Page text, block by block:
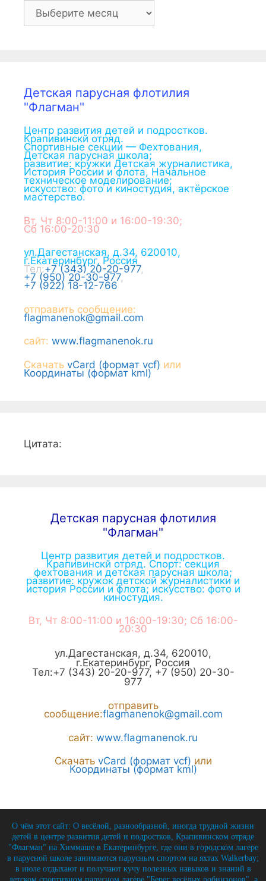
Архив
Детская парусная флотилия
"Флагман"
Центр развития детей и подростков.
Крапивинскй отряд.
Спортивные секции — Фехтования,
Детская парусная школа;
развитие: кружки Детская журналистика,
История России и флота, Начальное
техническое моделирование;
искусство: фото и киностудия, актёрское
мастерство.
Вт, Чт 8:00-11:00 и 16:00-19:30;
Сб 16:00-20:30
ул.Дагестанская, д.34, 620010,
г.Екатеринбург, Россия
Тел:+7 (343) 20-20-977,
+7 (950) 20-30-977,
+7 (922) 18-12-766
отправить сообщение:
flagmanenok@gmail.com
сайт: www.flagmanenok.ru
Скачать vCard (формат vcf) или
Координаты (формат kml)
Цитата:
Детская парусная флотилия
"Флагман"
Центр развития детей и подростков.
Крапивинскй отряд. Спорт: секция
фехтования и детская парусная школа;
развитие: кружок детской журналистики и
история России и флота; искусство: фото и
киностудия.
Вт, Чт 8:00-11:00 и 16:00-19:30; Сб 16:00-
20:30
ул.Дагестанская, д.34, 620010,
г.Екатеринбург, Россия
Тел:+7 (343) 20-20-977, +7 (950) 20-30-
977
отправить
сообщение:flagmanenok@gmail.com
сайт: www.flagmanenok.ru
Скачать vCard (формат vcf) или
Координаты (формат kml)
О чём этот сайт: О весёлой, разнообразной, иногда трудной жизни
детей в центре развития детей и подростков, Крапивинском отряде
"Флагман" на Химмаше в Екатеринбурге, где они в городском лагере
в парусной школе занимаются парусным спортом на яхтах Walkerbay;
в июле отдыхают и получают кучу полезных навыков и знаний в